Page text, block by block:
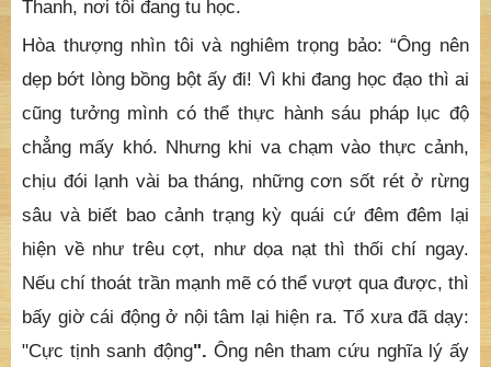
Cách đây 28 năm, hồi đó tôi 16 tuổi, nghe kinh Bát-
nhã và pháp Bảo Đàn, bỗng nhiên lòng tôi không còn
luyến tiếc gì bản thân và muốn xa lìa tất cả để lên non
cao tu luyện. Tôi đem ý nguyện ấy thưa với Bổn sư là
Hòa thượng Diệu Quang, Tổ thứ sáu của Tổ đình
Thiên Ấn và là vị khai sơn chùa Viên Giác núi Thanh
Thanh, nơi tôi đang tu học.
Hòa thượng nhìn tôi và nghiêm trọng bảo: “Ông nên
dẹp bớt lòng bồng bột ấy đi! Vì khi đang học đạo thì ai
cũng tưởng mình có thể thực hành sáu pháp lục độ
chẳng mấy khó. Nhưng khi va chạm vào thực cảnh,